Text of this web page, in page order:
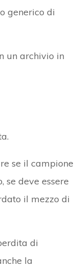
generico di
un archivio in
se il campione
se deve essere
il mezzo di
di
la